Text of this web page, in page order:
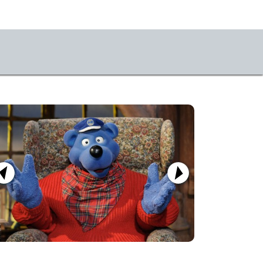
Künstler*innen
Nürnberg
& Technik
& Förder*innen